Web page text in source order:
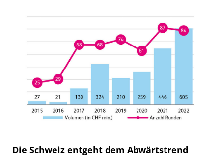
Die Schweiz entgeht dem Abwärtstrend